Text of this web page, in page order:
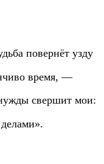
повернёт узду
время, —
свершит мои: